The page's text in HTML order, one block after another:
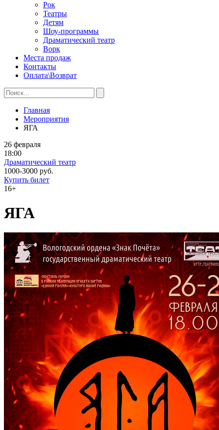
Рок
Театры
Детям
Шоу-программы
Драматический театр
Ворк
Места продаж
Контакты
Оплата\Возврат
Главная
Мероприятия
ЯГА
26 февраля
18:00
Драматический театр
1000-3000 руб.
Купить билет
16+
ЯГА